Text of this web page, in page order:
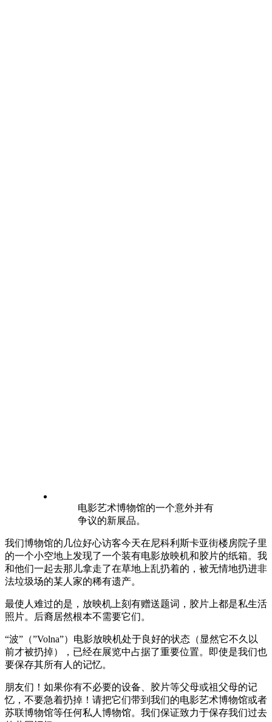
电影艺术博物馆的一个意外并有
争议的新展品。
我们博物馆的几位好心访客今天在尼科利斯卡亚街楼房院子里
的一个小空地上发现了一个装有电影放映机和胶片的纸箱。我
和他们一起去那儿拿走了在草地上乱扔着的，被无情地扔进非
法垃圾场的某人家的稀有遗产。
最使人难过的是，放映机上刻有赠送题词，胶片上都是私生活
照片。后裔居然根本不需要它们。
“波”（”Volna”）电影放映机处于良好的状态（显然它不久以
前才被扔掉），已经在展览中占据了重要位置。即使是我们也
要保存其所有人的记忆。
朋友们！如果你有不必要的设备、胶片等父母或祖父母的记
忆，不要急着扔掉！请把它们带到我们的电影艺术博物馆或者
苏联博物馆等任何私人博物馆。我们保证致力于保存我们过去